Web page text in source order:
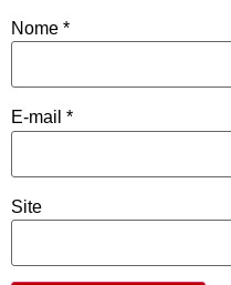
Nome *
E-mail *
Site